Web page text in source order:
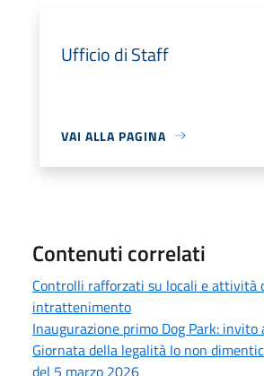
Ufficio di Staff
VAI ALLA PAGINA
Contenuti correlati
Controlli rafforzati su locali e attività
intrattenimento
Inaugurazione primo Dog Park:
Giornata della legalità Io non
del 5 marzo 2026